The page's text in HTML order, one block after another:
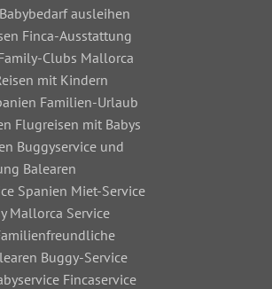
ausleihen
Finca-Ausstattung
Clubs Mallorca
mit Kindern
Familien-Urlaub
Flugreisen mit Babys
Buggyservice und
Balearen
Spanien Miet-Service
Mallorca Service
Buggy-Service
Fincaservice